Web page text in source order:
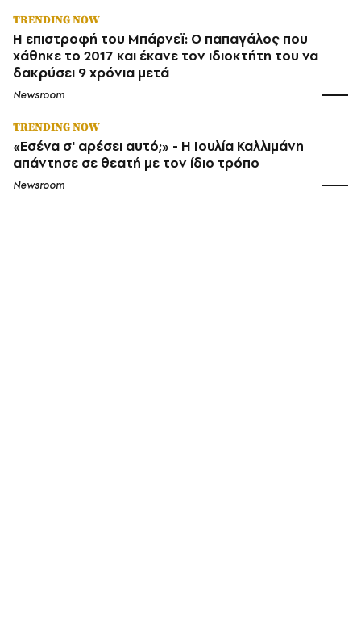
TRENDING NOW
Η επιστροφή του Μπάρνεϊ: Ο παπαγάλος που
χάθηκε το 2017 και έκανε τον ιδιοκτήτη του να
δακρύσει 9 χρόνια μετά
Newsroom
TRENDING NOW
«Εσένα σ' αρέσει αυτό;» - Η Ιουλία Καλλιμάνη
απάντησε σε θεατή με τον ίδιο τρόπο
Newsroom